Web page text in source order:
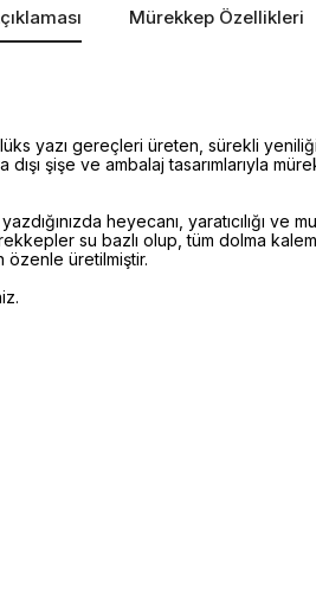
Mürekkep Özellikleri
lüks yazı gereçleri üreten, sürekli
dışı şişe ve ambalaj tasarımlarıyla
heyecanı, yaratıcılığı ve
su bazlı olup, tüm dolma
üretilmiştir.